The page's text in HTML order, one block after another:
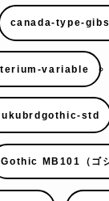
canada-type-
variable
std
Gothic MB101（ゴ